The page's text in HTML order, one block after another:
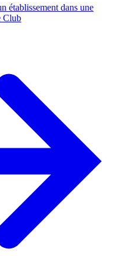
établissement dans une
Club